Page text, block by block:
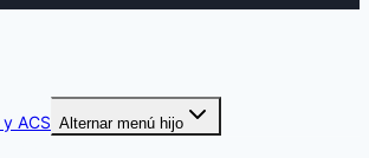
ACS Alternar menú hijo